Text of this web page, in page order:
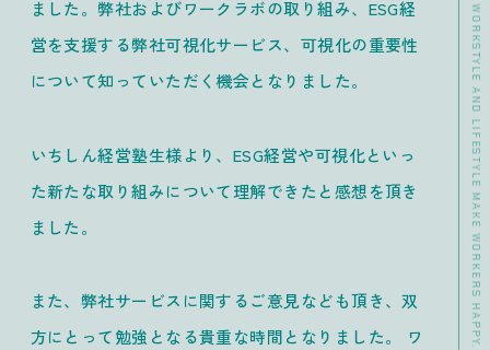
ました。弊社およびワークラボの取り組み、ESG経
営を支援する弊社可視化サービス、可視化の重要性
について知っていただく機会となりました。
いちしん経営塾生様より、ESG経営や可視化といっ
た新たな取り組みについて理解できたと感想を頂き
ました。
また、弊社サービスに関するご意見なども頂き、双
方にとって勉強となる貴重な時間となりました。 ワ